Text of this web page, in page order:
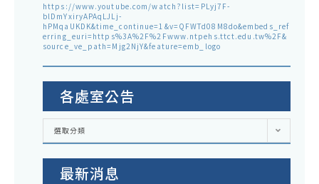
https://www.youtube.com/watch?list=PLyj7F-
blDmYxiryAPAqLJLj-
hPMqaUKDK&time_continue=1&v=QFWTd08M8do&embeds_ref
erring_euri=https%3A%2F%2Fwww.ntpehs.ttct.edu.tw%2F&
source_ve_path=Mjg2NjY&feature=emb_logo
各處室公告
各
室
選取分類
最新消息